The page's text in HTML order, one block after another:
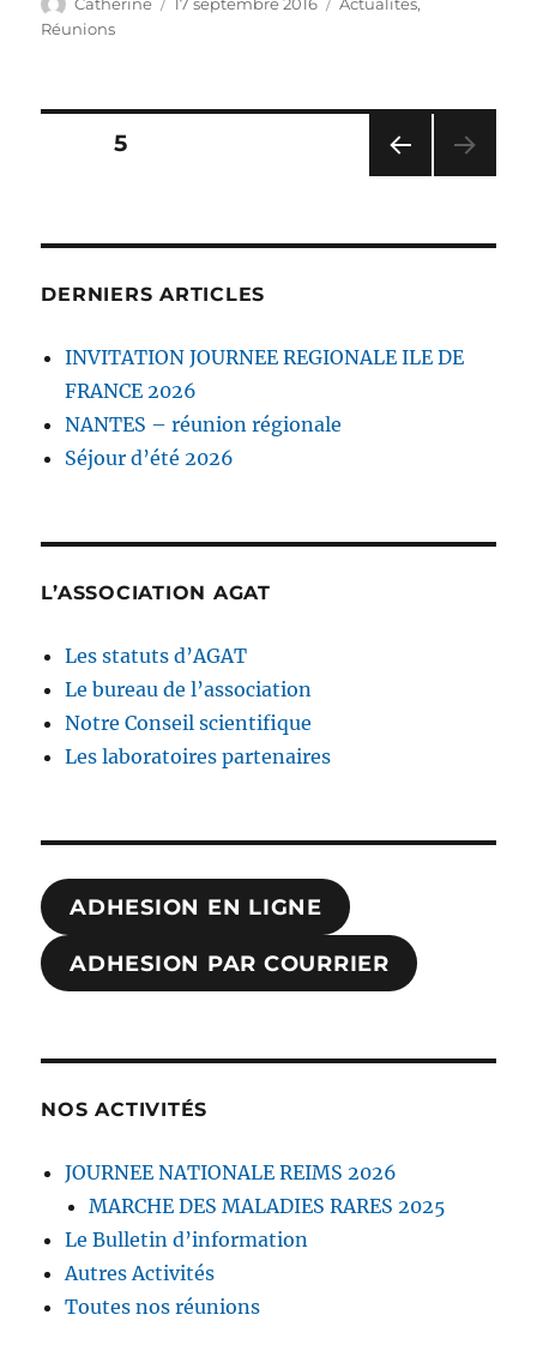
Réunions
Pagination
publications
CÉD
PAGE5
DERNIERS ARTICLES
INVITATION JOURNEE REGIONALE ILE DE
FRANCE 2026
NANTES – réunion régionale
Séjour d’été 2026
L’ASSOCIATION AGAT
Les statuts d’AGAT
Le bureau de l’association
Notre Conseil scientifique
Les laboratoires partenaires
ADHESION EN LIGNE
ADHESION PAR COURRIER
NOS ACTIVITÉS
JOURNEE NATIONALE REIMS 2026
MARCHE DES MALADIES RARES 2025
Le Bulletin d’information
Autres Activités
Toutes nos réunions